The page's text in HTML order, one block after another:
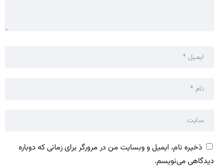
ذخیره نام، ایمیل و وبسایت من در مرورگر برای زمانی که دوباره
دیدگاهی می‌نویسم.